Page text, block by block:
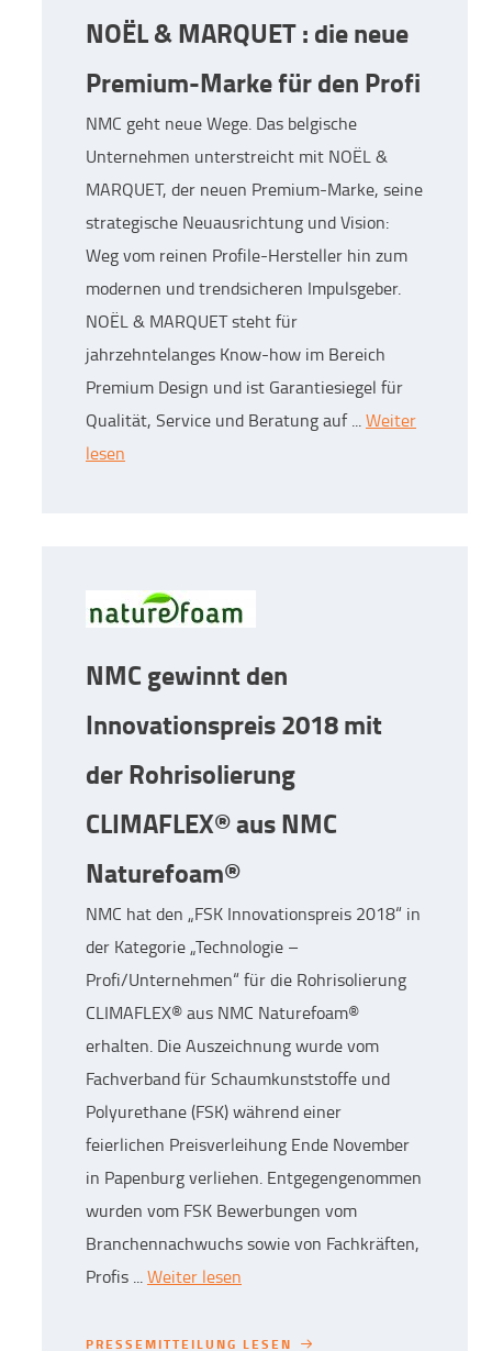
NOËL & MARQUET : die neue
Premium-Marke für den Profi
NMC geht neue Wege. Das belgische
Unternehmen unterstreicht mit NOËL &
MARQUET, der neuen Premium-Marke, seine
strategische Neuausrichtung und Vision:
Weg vom reinen Profile-Hersteller hin zum
modernen und trendsicheren Impulsgeber.
NOËL & MARQUET steht für
jahrzehntelanges Know-how im Bereich
Premium Design und ist Garantiesiegel für
Qualität, Service und Beratung auf ...Weiter
lesen
NMC gewinnt den
Innovationspreis 2018 mit
der Rohrisolierung
CLIMAFLEX® aus NMC
Naturefoam®
NMC hat den „FSK Innovationspreis 2018“ in
der Kategorie „Technologie –
Profi/Unternehmen“ für die Rohrisolierung
CLIMAFLEX® aus NMC Naturefoam®
erhalten. Die Auszeichnung wurde vom
Fachverband für Schaumkunststoffe und
Polyurethane (FSK) während einer
feierlichen Preisverleihung Ende November
in Papenburg verliehen. Entgegengenommen
wurden vom FSK Bewerbungen vom
Branchennachwuchs sowie von Fachkräften,
Profis ...Weiter lesen
PRESSEMITTEILUNG LESEN
PRESSEMITTEILUNG LESEN